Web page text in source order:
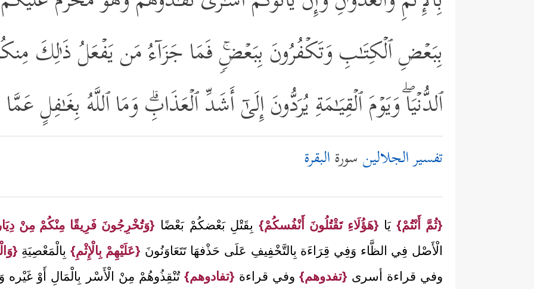
بِبَعۡضِ ٱلۡكِتَـٰبِ وَتَكۡفُرُونَ بِبَعۡضࣲۚ فَمَا جَزَاۤءُ مَن یَفۡعَلُ ذَ ٰ⁠لِكَ
ٱلدُّنۡیَاۖ وَیَوۡمَ ٱلۡقِیَـٰمَةِ یُرَدُّونَ إِلَىٰۤ أَشَدِّ ٱلۡعَذَابِۗ وَمَا ٱللَّهُ بِغَـٰفِلٍ
تفسير الجلالين سورةالبقرة
{ثُمَّ أَنْتُمْ}يَا {هَؤُلَاءِ تَقْتُلُونَ أَنْفُسكُمْ}بِقَتْلِ بَعْضكُمْ بَعْضًا {وَتُخْرِجُونَ فَرِيقًا مِنْكُمْ مِنْ
الْأَصْل فِي الظَّاء وَفِي قِرَاءَة بِالتَّخْفِيفِ عَلَى حَذْفهَا تَتَعَاوَنُونَ {عَلَيْهِمْ بِالْإِثْمِ}بِالْمَعْصِيَةِ
وفي قراءة أسرى {تفدوهم} وفي قراءة {تفادوهم} تُنْقِذُوهُمْ مِنْ الْأَسْر بِالْمَالِ أَوْ غَيْره